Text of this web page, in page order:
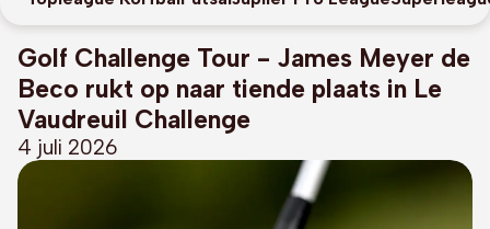
Golf Challenge Tour - James Meyer de
Beco rukt op naar tiende plaats in Le
Vaudreuil Challenge
4 juli 2026